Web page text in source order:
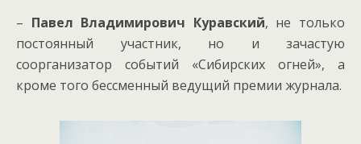
– Павел Владимирович Куравский, не только
постоянный участник, но и зачастую
соорганизатор событий «Сибирских огней», а
кроме того бессменный ведущий премии журнала.